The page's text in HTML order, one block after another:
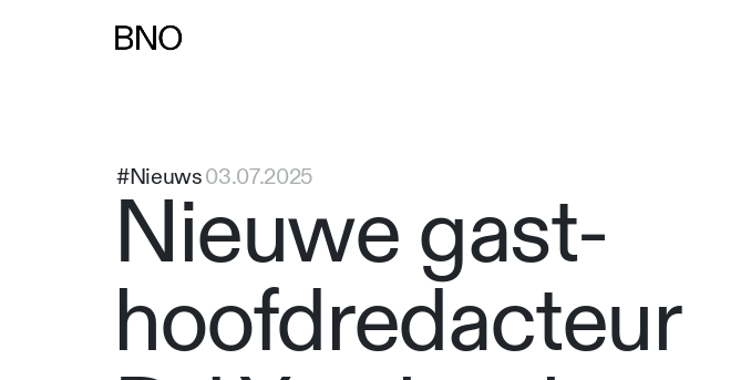
#Nieuws03.07.2025
Nieuwe gast-
hoofdredacteur